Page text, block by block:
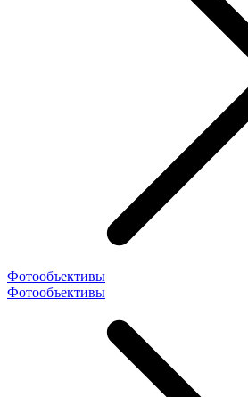
Фотообъективы
Фотообъективы